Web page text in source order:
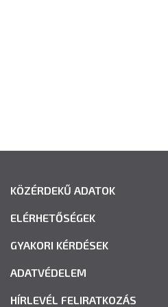
KÖZÉRDEKŰ ADATOK
ELÉRHETŐSÉGEK
GYAKORI KÉRDÉSEK
ADATVÉDELEM
HÍRLEVÉL FELIRATKOZÁS